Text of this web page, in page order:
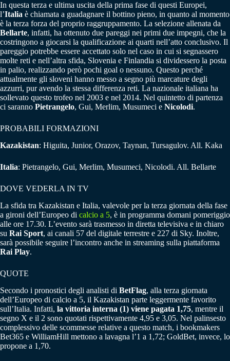
In questa terza e ultima uscita della prima fase di questi Europei,
l’Italia è chiamata a guadagnare il bottino pieno, in quanto al momento
è la terza forza del proprio raggruppamento. La selezione allenata da
Bellarte, infatti, ha ottenuto due pareggi nei primi due impegni, che la
costringono a giocarsi la qualificazione ai quarti nell’atto conclusivo. Il
pareggio potrebbe essere accettato solo nel caso in cui si segnassero
molte reti e nell’altra sfida, Slovenia e Finlandia si dividessero la posta
in palio, realizzando però pochi goal o nessuno. Questo perché
attualmente gli sloveni hanno messo a segno più marcature degli
azzurri, pur avendo la stessa differenza reti. La nazionale italiana ha
sollevato questo trofeo nel 2003 e nel 2014. Nel quintetto di partenza
ci saranno Pietrangelo, Gui, Merlim, Musumeci e Nicolodi.
PROBABILI FORMAZIONI
Kazakistan: Higuita, Junior, Orazov, Taynan, Tursagulov. All. Kaka
Italia: Pietrangelo, Gui, Merlim, Musumeci, Nicolodi. All. Bellarte
DOVE VEDERLA IN TV
La sfida tra Kazakistan e Italia, valevole per la terza giornata della fase
a gironi dell’Europeo di calcio a 5, è in programma domani pomeriggio
alle ore 17.30. L’evento sarà trasmesso in diretta televisiva e in chiaro
su Rai Sport, ai canali 57 del digitale terrestre e 227 di Sky. Inoltre,
sarà possibile seguire l’incontro anche in streaming sulla piattaforma
Rai Play.
QUOTE
Secondo i pronostici degli analisti di BetFlag, alla terza giornata
dell’Europeo di calcio a 5, il Kazakistan parte leggermente favorito
sull’Italia. Infatti, la vittoria interna (1) viene pagata 1,75, mentre il
segno X e il 2 sono quotati rispettivamente 4,95 e 3,05. Nel palinsesto
complessivo delle scommesse relative a questo match, i bookmakers
Bet365 e WilliamHill mettono a lavagna l’1 a 1,72; GoldBet, invece, lo
propone a 1,70.